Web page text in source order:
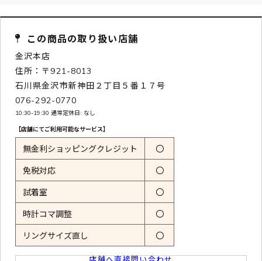
この商品の取り扱い店舗
金沢本店
住所：〒921-8013
石川県金沢市新神田２丁目５番１７号
076-292-0770
10:30-19:30 通常定休日: なし
【店舗にてご利用可能なサービス】
無金利ショッピングクレジット 〇
免税対応 〇
試着室 〇
時計コマ調整 〇
リングサイズ直し 〇
店舗へ直接問い合わせ